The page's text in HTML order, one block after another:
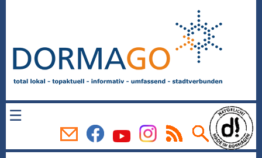
☰